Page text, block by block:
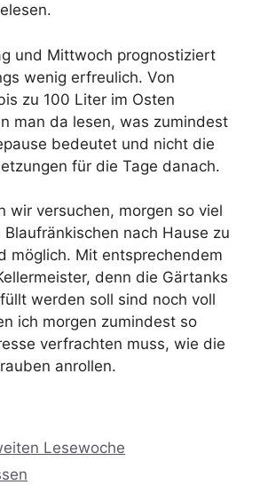
und Mittwoch prognostiziert
wenig erfreulich. Von
zu 100 Liter im Osten
man da lesen, was zumindest
bedeutet und nicht die
für die Tage danach.
wir versuchen, morgen so viel
nach Hause zu
möglich. Mit entsprechendem
denn die Gärtanks
werden soll sind noch voll
ich morgen zumindest so
verfrachten muss, wie die
anrollen.
Lesewoche